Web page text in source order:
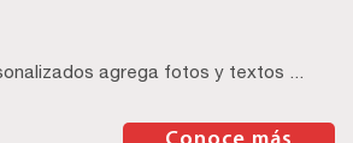
agrega fotos y textos ...